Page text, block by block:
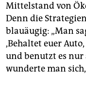
Mittelstand von
Denn die
blauäugig: „Man
,Behaltet euer
und benutzt es nur
wunderte man